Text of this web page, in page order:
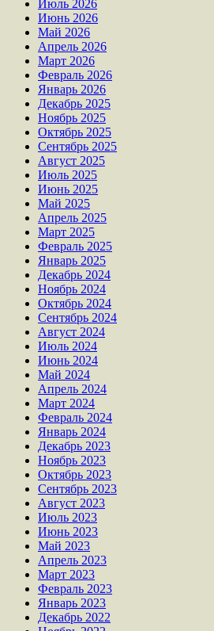
Июль 2026
Июнь 2026
Май 2026
Апрель 2026
Март 2026
Февраль 2026
Январь 2026
Декабрь 2025
Ноябрь 2025
Октябрь 2025
Сентябрь 2025
Август 2025
Июль 2025
Июнь 2025
Май 2025
Апрель 2025
Март 2025
Февраль 2025
Январь 2025
Декабрь 2024
Ноябрь 2024
Октябрь 2024
Сентябрь 2024
Август 2024
Июль 2024
Июнь 2024
Май 2024
Апрель 2024
Март 2024
Февраль 2024
Январь 2024
Декабрь 2023
Ноябрь 2023
Октябрь 2023
Сентябрь 2023
Август 2023
Июль 2023
Июнь 2023
Май 2023
Апрель 2023
Март 2023
Февраль 2023
Январь 2023
Декабрь 2022